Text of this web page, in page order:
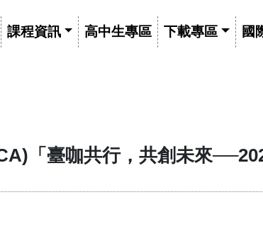
課程資訊 高中生專區 下載專區 國
「臺咖共行，共創未來